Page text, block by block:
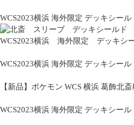
WCS2023横浜 海外限定 デッキシール
WCS2023横浜 海外限定 デッキシ
WCS2023横浜 海外限定 デッキシール
【新品】ポケモン WCS 横浜 葛飾北
WCS2023横浜 海外限定 デッキシー